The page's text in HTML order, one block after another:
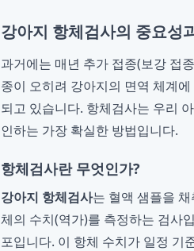
강아지 항체검사의 중요성
과거에는 매년 추가 접종(보강 접
종이 오히려 강아지의 면역 체계
되고 있습니다. 항체검사는 우리
인하는 가장 확실한 방법입니다.
항체검사란 무엇인가?
강아지 항체검사는 혈액 샘플을
체의 수치(역가)를 측정하는 검사
포입니다. 이 항체 수치가 일정 기